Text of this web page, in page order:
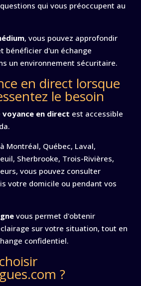
qui vous préoccupent au
, vous pouvez approfondir
bénéficier d'un échange
un environnement sécuritaire.
en direct lorsque
le besoin
voyance en direct est accessible
Montréal, Québec, Laval,
Sherbrooke, Trois-Rivières,
vous pouvez consulter
votre domicile ou pendant vos
vous permet d'obtenir
sur votre situation, tout en
confidentiel.
?